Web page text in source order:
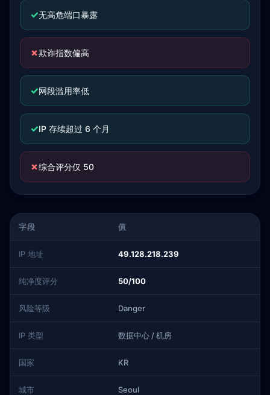
✓无高危端口暴露
✗欺诈指数偏高
✓网段滥用率低
✓IP 存续超过 6 个月
✗综合评分仅 50
字段 值
IP 地址 49.128.218.239
纯净度评分 50/100
风险等级 Danger
IP 类型 数据中心 / 机房
国家 KR
城市 Seoul